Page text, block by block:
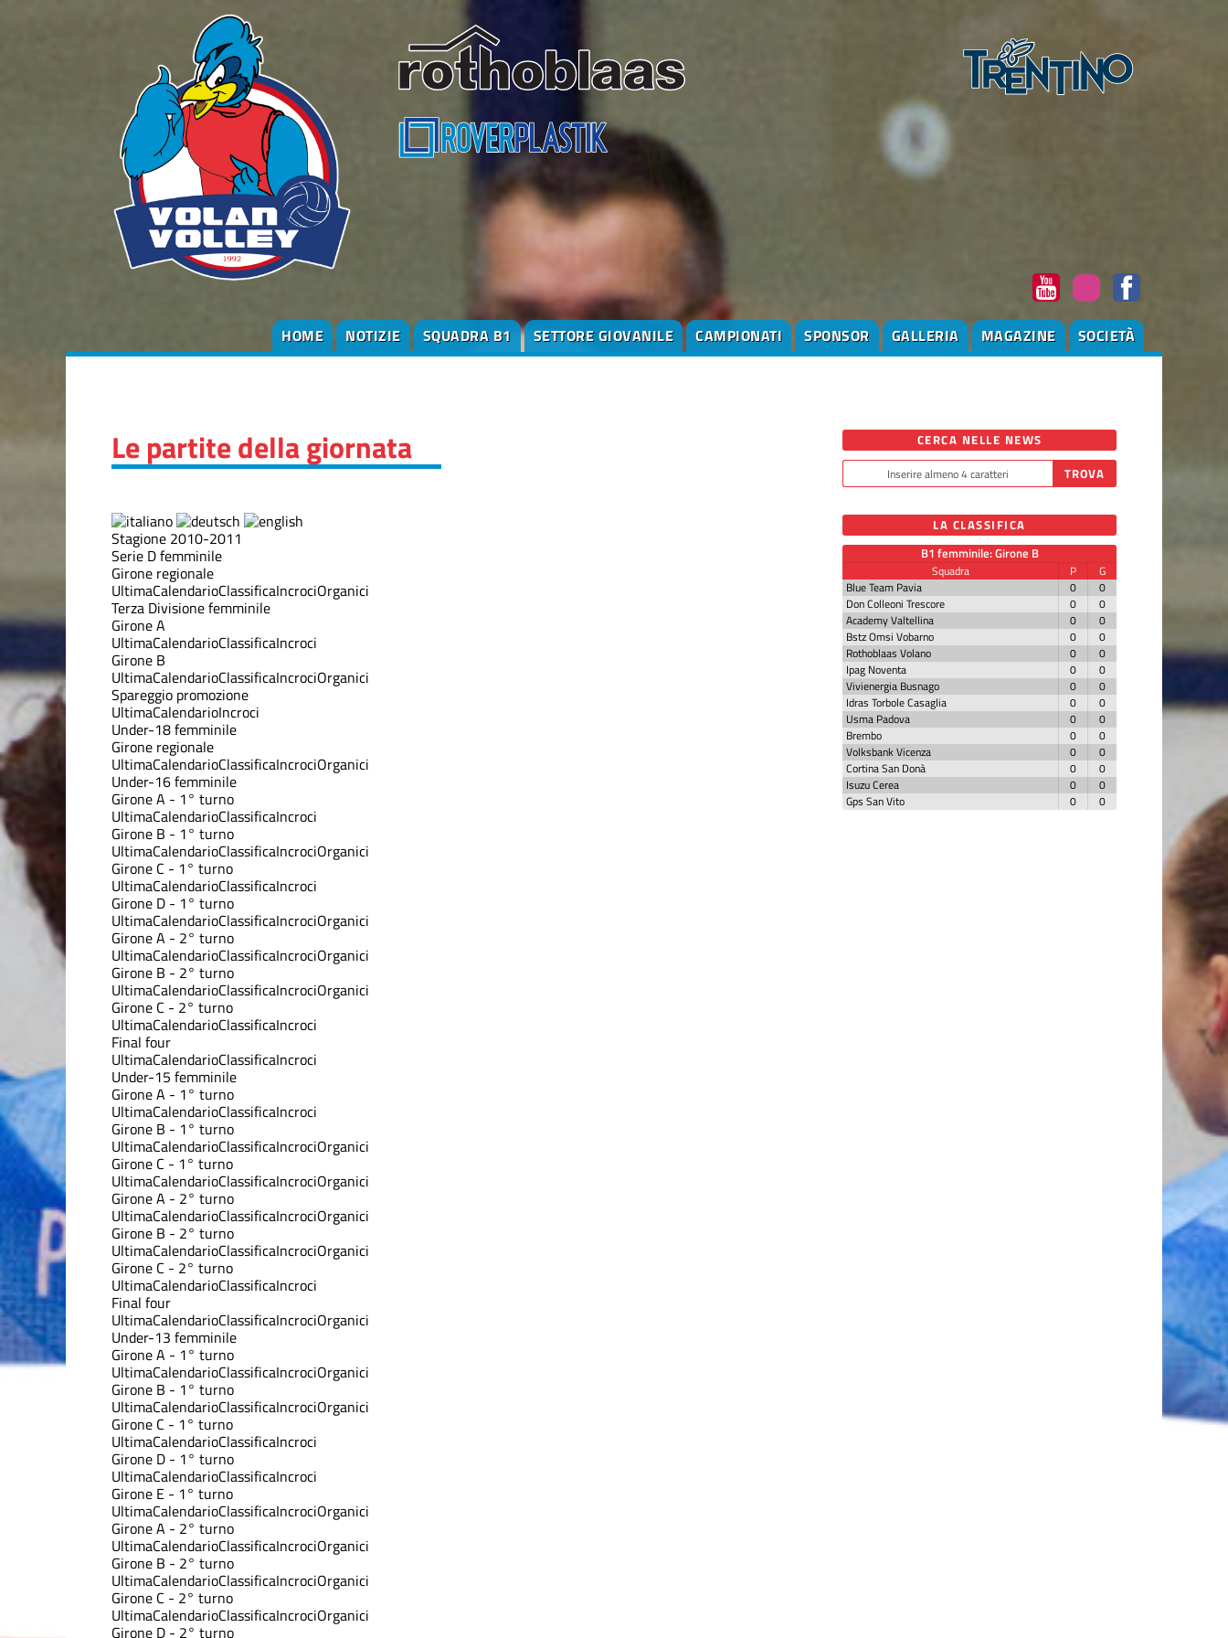
HOME NOTIZIE SQUADRA B1 SETTORE GIOVANILE CAMPIONATI SPONSOR GALLERIA MAGAZINE SOCIETÀ
Le partite della giornata
Stagione 2010-2011
Serie D femminile
Girone regionale
UltimaCalendarioClassificaIncrociOrganici
Terza Divisione femminile
Girone A
UltimaCalendarioClassificaIncroci
Girone B
UltimaCalendarioClassificaIncrociOrganici
Spareggio promozione
UltimaCalendarioIncroci
Under-18 femminile
Girone regionale
UltimaCalendarioClassificaIncrociOrganici
Under-16 femminile
Girone A - 1° turno
UltimaCalendarioClassificaIncroci
Girone B - 1° turno
UltimaCalendarioClassificaIncrociOrganici
Girone C - 1° turno
UltimaCalendarioClassificaIncroci
Girone D - 1° turno
UltimaCalendarioClassificaIncrociOrganici
Girone A - 2° turno
UltimaCalendarioClassificaIncrociOrganici
Girone B - 2° turno
UltimaCalendarioClassificaIncrociOrganici
Girone C - 2° turno
UltimaCalendarioClassificaIncroci
Final four
UltimaCalendarioClassificaIncroci
Under-15 femminile
Girone A - 1° turno
UltimaCalendarioClassificaIncroci
Girone B - 1° turno
UltimaCalendarioClassificaIncrociOrganici
Girone C - 1° turno
UltimaCalendarioClassificaIncrociOrganici
Girone A - 2° turno
UltimaCalendarioClassificaIncrociOrganici
Girone B - 2° turno
UltimaCalendarioClassificaIncrociOrganici
Girone C - 2° turno
UltimaCalendarioClassificaIncroci
Final four
UltimaCalendarioClassificaIncrociOrganici
Under-13 femminile
Girone A - 1° turno
UltimaCalendarioClassificaIncrociOrganici
Girone B - 1° turno
UltimaCalendarioClassificaIncrociOrganici
Girone C - 1° turno
UltimaCalendarioClassificaIncroci
Girone D - 1° turno
UltimaCalendarioClassificaIncroci
Girone E - 1° turno
UltimaCalendarioClassificaIncrociOrganici
Girone A - 2° turno
UltimaCalendarioClassificaIncrociOrganici
Girone B - 2° turno
UltimaCalendarioClassificaIncrociOrganici
Girone C - 2° turno
UltimaCalendarioClassificaIncrociOrganici
Girone D - 2° turno
CERCA NELLE NEWS
LA CLASSIFICA
B1 femminile: Girone B
Squadra P
G
Blue Team Pavia
0
0
Don Colleoni Trescore
0
0
Academy Valtellina
0
0
Bstz Omsi Vobarno
0
0
Rothoblaas Volano
0
0
Ipag Noventa
0
0
Vivienergia Busnago
0
0
Idras Torbole Casaglia
0
0
Usma Padova
0
0
Brembo
0
0
Volksbank Vicenza
0
0
Cortina San Donà
0
0
Isuzu Cerea
0
0
Gps San Vito
0 0